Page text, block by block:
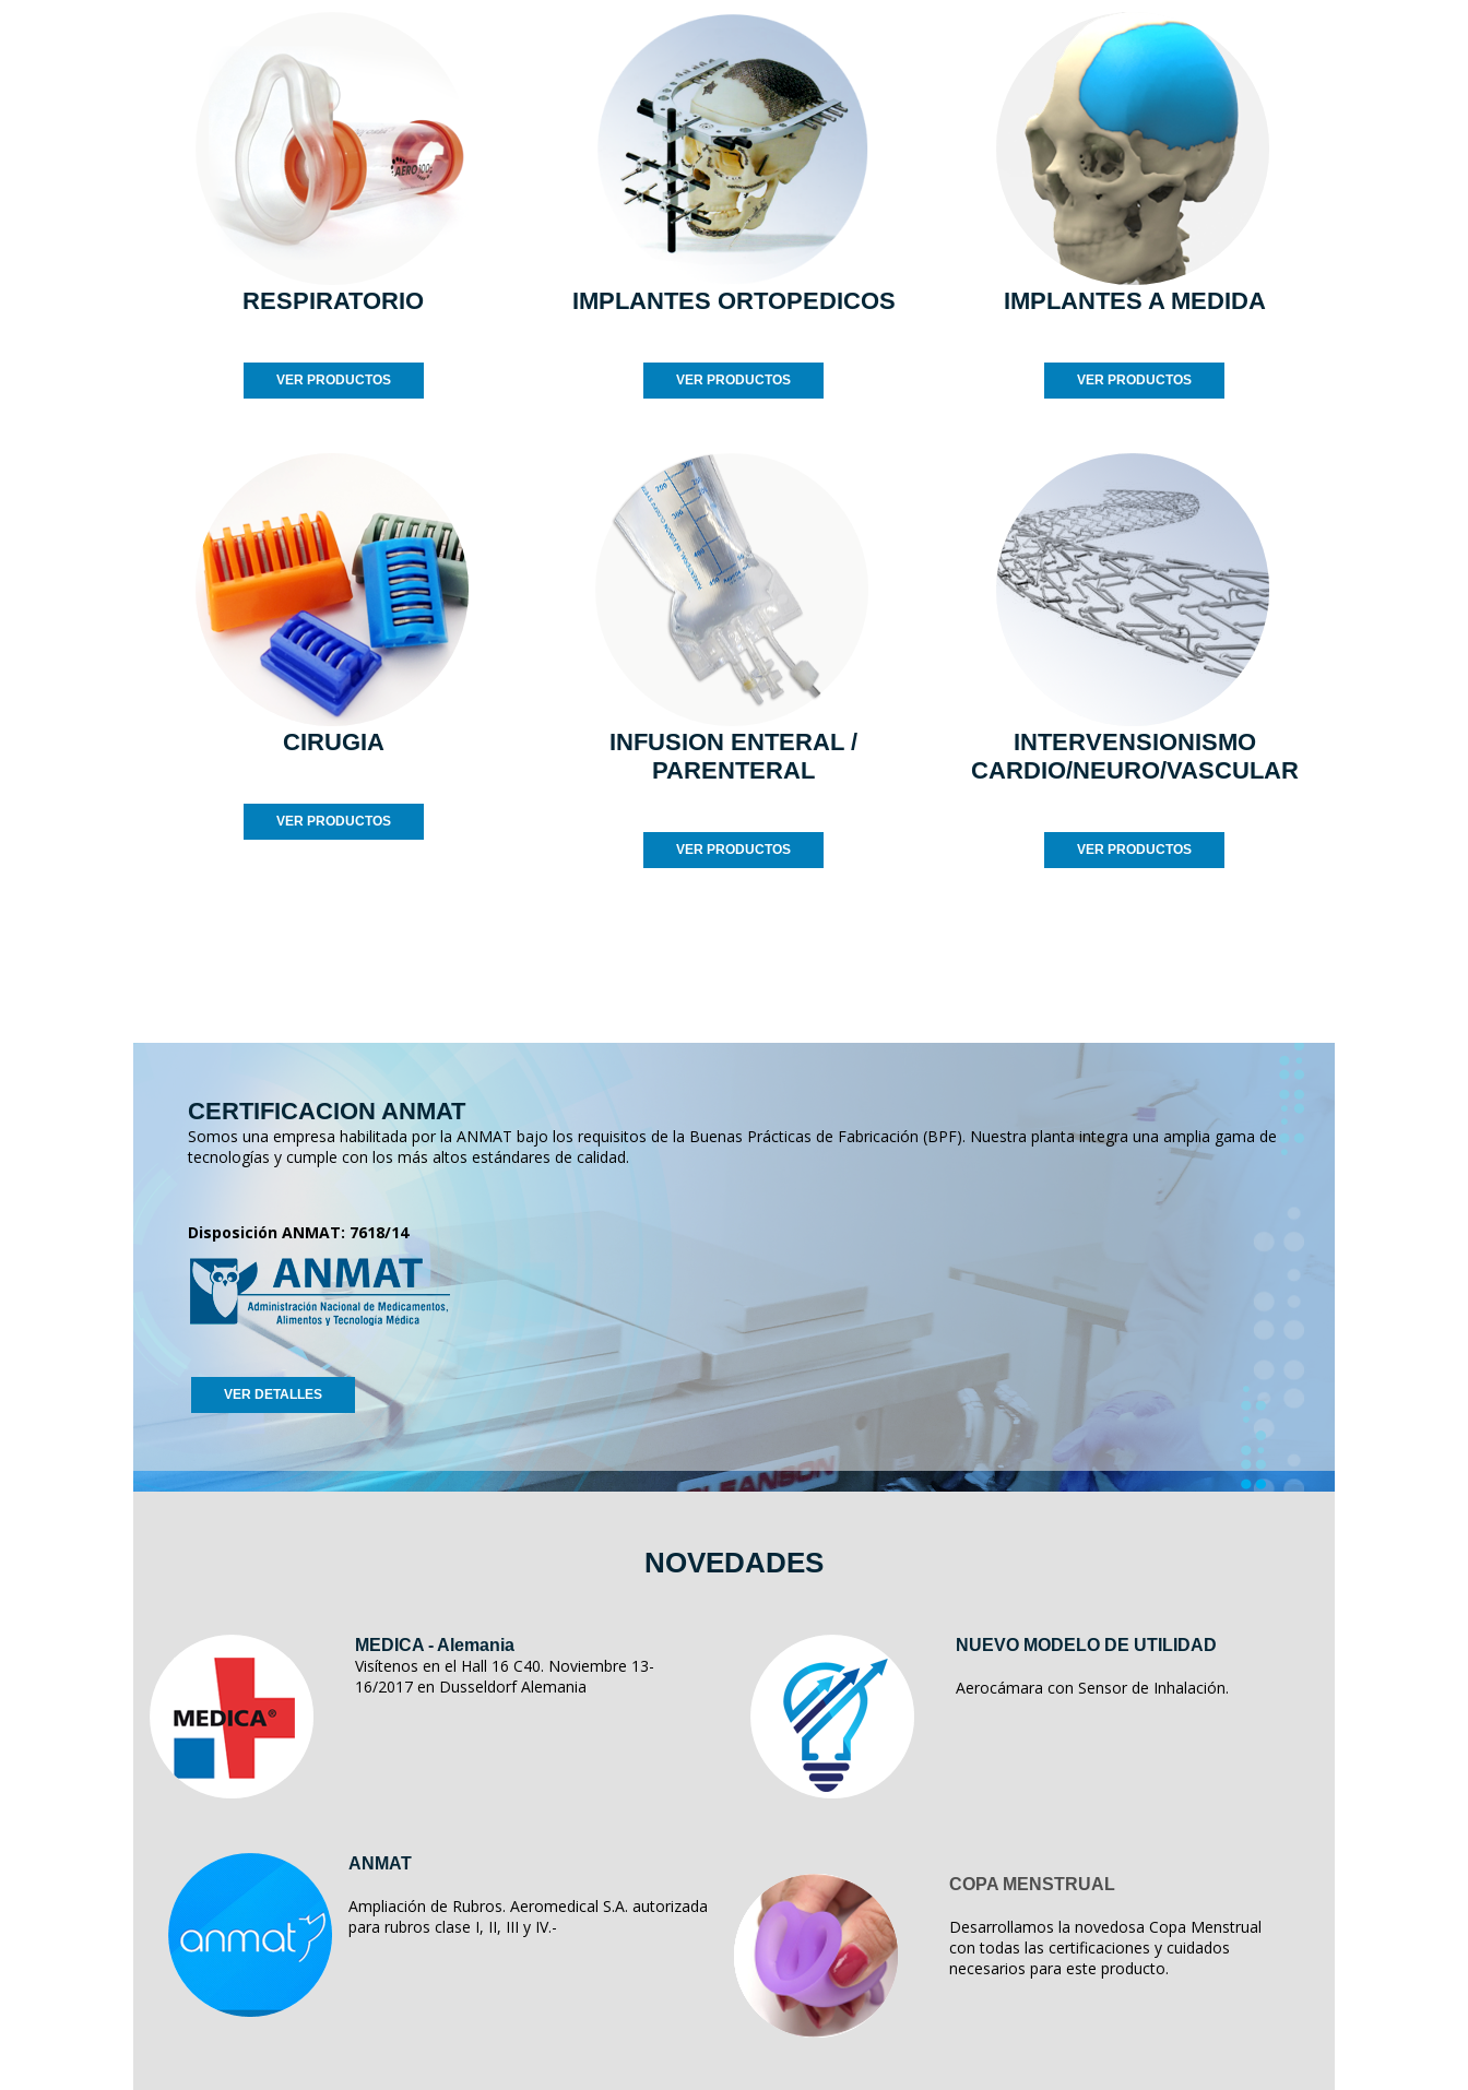
RESPIRATORIO
VER PRODUCTOS
IMPLANTES ORTOPEDICOS
VER PRODUCTOS
IMPLANTES A MEDIDA
VER PRODUCTOS
CIRUGIA
VER PRODUCTOS
INFUSION ENTERAL /
PARENTERAL
VER PRODUCTOS
INTERVENSIONISMO
CARDIO/NEURO/VASCULAR
VER PRODUCTOS
CERTIFICACION ANMAT
Somos una empresa habilitada por la ANMAT bajo los requisitos de la Buenas Prácticas de Fabricación (BPF). Nuestra planta integra una amplia gama de
tecnologías y cumple con los más altos estándares de calidad.
Disposición ANMAT: 7618/14
VER DETALLES
NOVEDADES
MEDICA - Alemania
Visítenos en el Hall 16 C40. Noviembre 13-
16/2017 en Dusseldorf Alemania
NUEVO MODELO DE UTILIDAD
Aerocámara con Sensor de Inhalación.
ANMAT
Ampliación de Rubros. Aeromedical S.A. autorizada
para rubros clase I, II, III y IV.-
COPA MENSTRUAL
Desarrollamos la novedosa Copa Menstrual
con todas las certificaciones y cuidados
necesarios para este producto.